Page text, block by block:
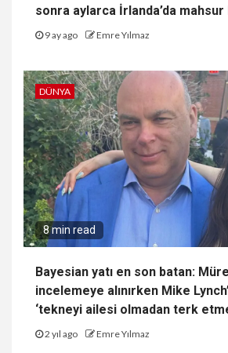
sonra aylarca İrlanda’da mahsur
9 ay ago Emre Yılmaz
DÜNYA
8 min read
Bayesian yatı en son batan:
incelemeye alınırken Mike
‘tekneyi ailesi olmadan terk
2 yıl ago Emre Yılmaz